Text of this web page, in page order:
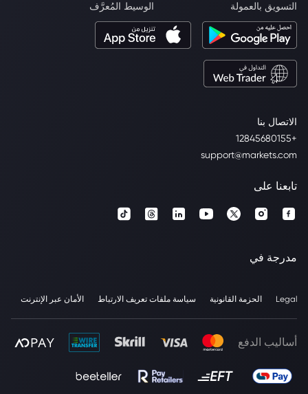
الاتصال بنا
+12845680155
support@markets.com
التسويق بالعمولة الوسيط المُعرَّف
تابعنا على
مدرجة في
Legal الحزمة القانونية سياسة ملفات تعريف الارتباط الأمان عبر الإنترنت
أساليب الدفع